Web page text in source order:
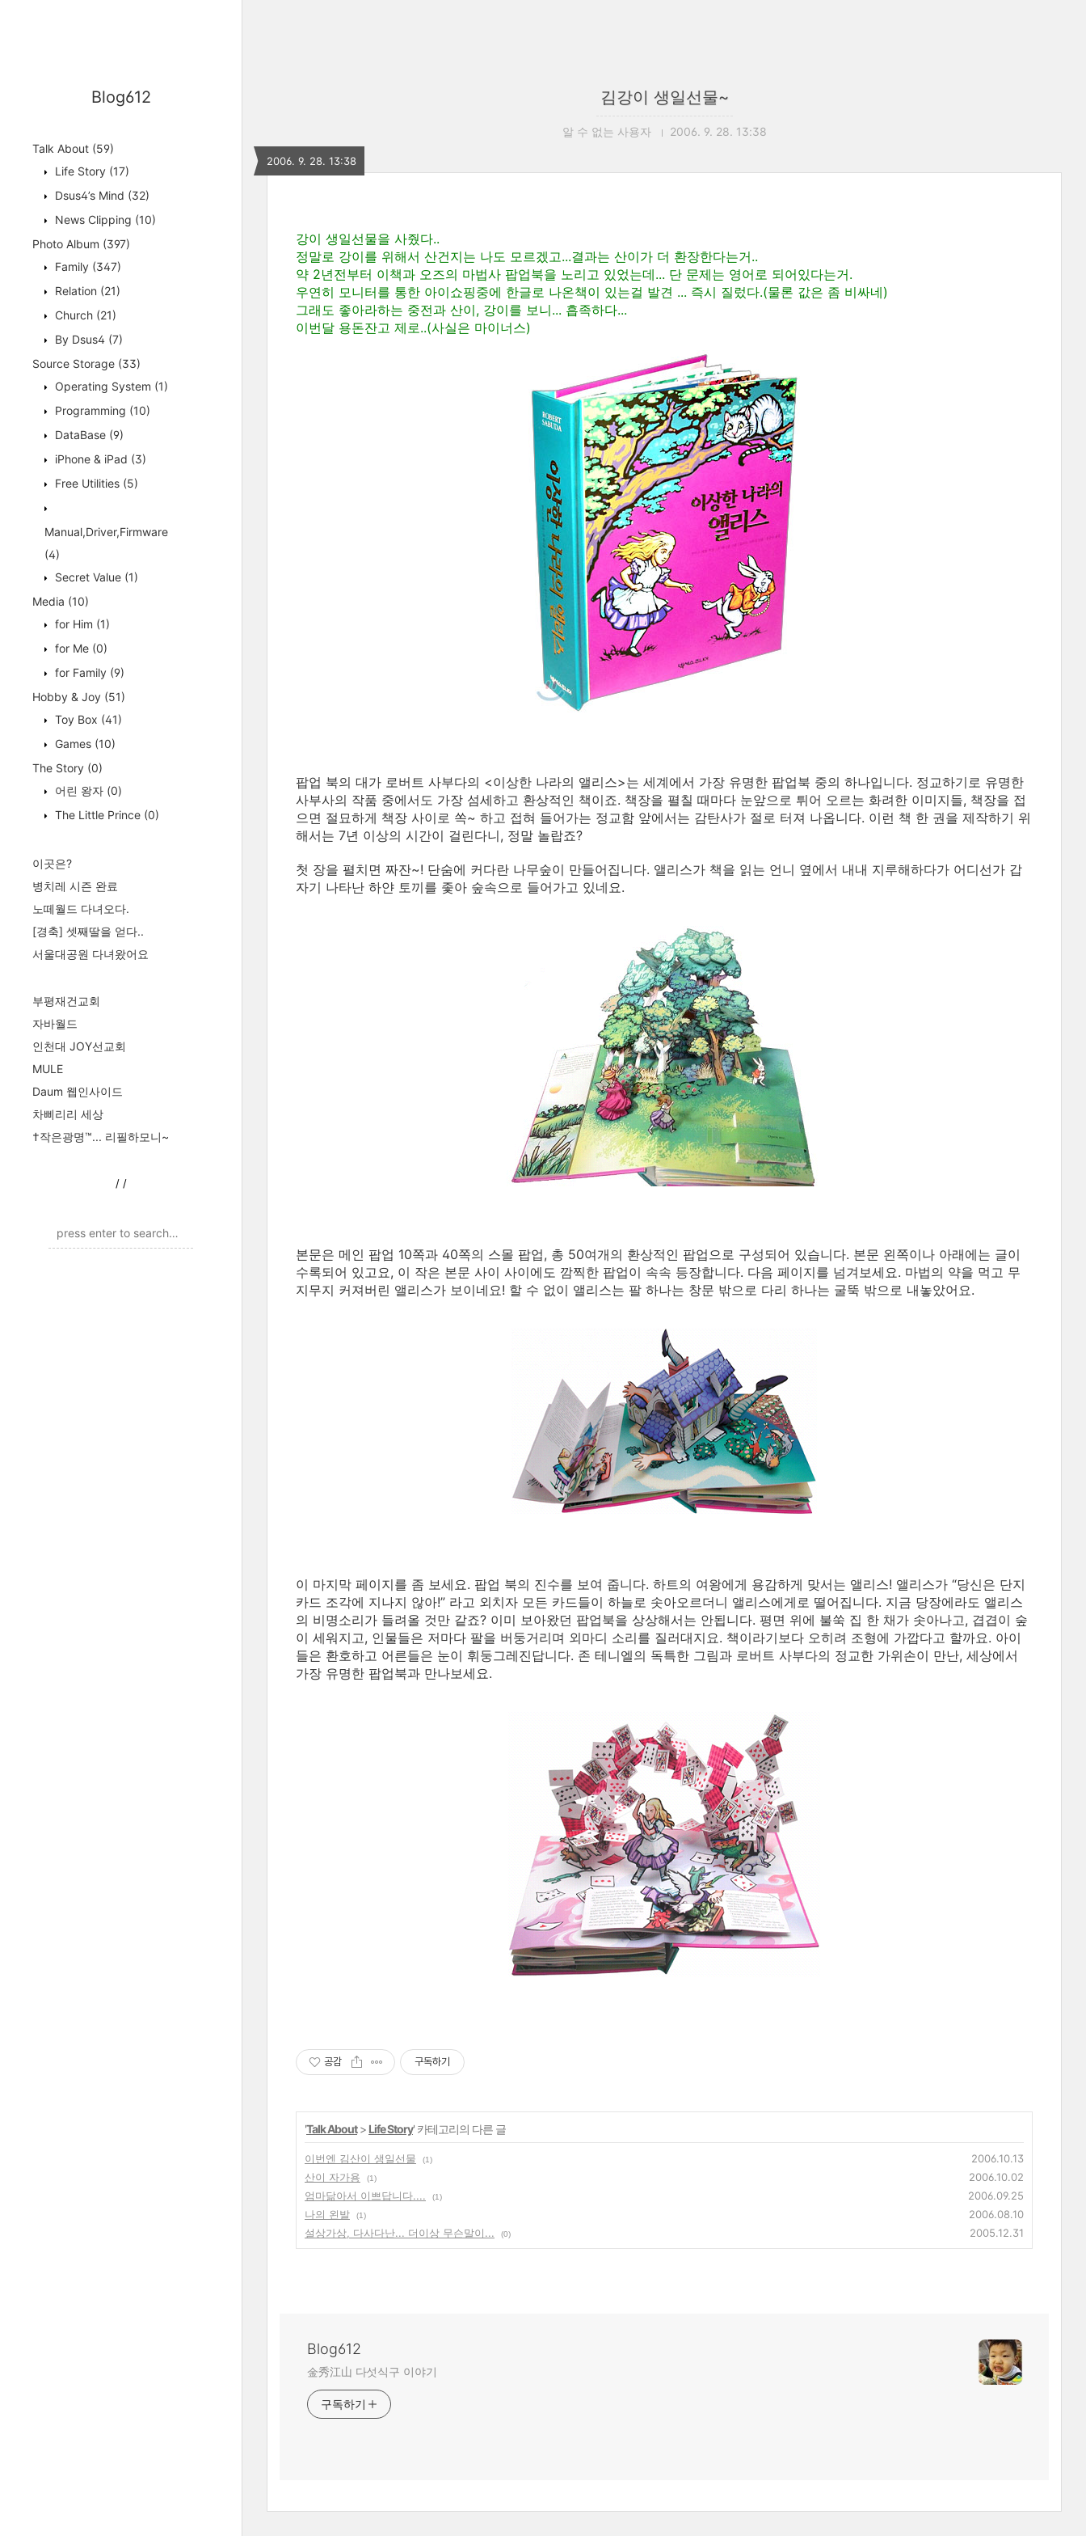
Blog612
Talk About (59)
Life Story (17)
Dsus4’s Mind (32)
News Clipping (10)
Photo Album (397)
Family (347)
Relation (21)
Church (21)
By Dsus4 (7)
Source Storage (33)
Operating System (1)
Programming (10)
DataBase (9)
iPhone & iPad (3)
Free Utilities (5)
Manual,Driver,Firmware
(4)
Secret Value (1)
Media (10)
for Him (1)
for Me (0)
for Family (9)
Hobby & Joy (51)
Toy Box (41)
Games (10)
The Story (0)
어린 왕자 (0)
The Little Prince (0)
이곳은?
병치레 시즌 완료
노떼월드 다녀오다.
[경축] 셋째딸을 얻다..
서울대공원 다녀왔어요
부평재건교회
자바월드
인천대 JOY선교회
MULE
Daum 웹인사이드
차삐리리 세상
†작은광명™... 리필하모니~
/ /
김강이 생일선물~
알 수 없는 사용자 2006. 9. 28. 13:38
2006. 9. 28. 13:38
강이 생일선물을 사줬다..
정말로 강이를 위해서 산건지는 나도 모르겠고...결과는 산이가 더 환장한다는거..
약 2년전부터 이책과 오즈의 마법사 팝업북을 노리고 있었는데... 단 문제는 영어로 되어있다는거.
우연히 모니터를 통한 아이쇼핑중에 한글로 나온책이 있는걸 발견 ... 즉시 질렀다.(물론 값은 좀 비싸네)
그래도 좋아라하는 중전과 산이, 강이를 보니... 흡족하다...
이번달 용돈잔고 제로..(사실은 마이너스)
팝업 북의 대가 로버트 사부다의 <이상한 나라의 앨리스>는 세계에서 가장 유명한 팝업북 중의 하나입니다. 정교하기로 유명한
사부사의 작품 중에서도 가장 섬세하고 환상적인 책이죠. 책장을 펼칠 때마다 눈앞으로 튀어 오르는 화려한 이미지들, 책장을 접
으면 절묘하게 책장 사이로 쏙~ 하고 접혀 들어가는 정교함 앞에서는 감탄사가 절로 터져 나옵니다. 이런 책 한 권을 제작하기 위
해서는 7년 이상의 시간이 걸린다니, 정말 놀랍죠?
첫 장을 펼치면 짜잔~! 단숨에 커다란 나무숲이 만들어집니다. 앨리스가 책을 읽는 언니 옆에서 내내 지루해하다가 어디선가 갑
자기 나타난 하얀 토끼를 좇아 숲속으로 들어가고 있네요.
본문은 메인 팝업 10쪽과 40쪽의 스몰 팝업, 총 50여개의 환상적인 팝업으로 구성되어 있습니다. 본문 왼쪽이나 아래에는 글이
수록되어 있고요, 이 작은 본문 사이 사이에도 깜찍한 팝업이 속속 등장합니다. 다음 페이지를 넘겨보세요. 마법의 약을 먹고 무
지무지 커져버린 앨리스가 보이네요! 할 수 없이 앨리스는 팔 하나는 창문 밖으로 다리 하나는 굴뚝 밖으로 내놓았어요.
이 마지막 페이지를 좀 보세요. 팝업 북의 진수를 보여 줍니다. 하트의 여왕에게 용감하게 맞서는 앨리스! 앨리스가 “당신은 단지
카드 조각에 지나지 않아!” 라고 외치자 모든 카드들이 하늘로 솟아오르더니 앨리스에게로 떨어집니다. 지금 당장에라도 앨리스
의 비명소리가 들려올 것만 같죠? 이미 보아왔던 팝업북을 상상해서는 안됩니다. 평면 위에 불쑥 집 한 채가 솟아나고, 겹겹이 숲
이 세워지고, 인물들은 저마다 팔을 버둥거리며 외마디 소리를 질러대지요. 책이라기보다 오히려 조형에 가깝다고 할까요. 아이
들은 환호하고 어른들은 눈이 휘둥그레진답니다. 존 테니엘의 독특한 그림과 로버트 사부다의 정교한 가위손이 만난, 세상에서
가장 유명한 팝업북과 만나보세요.
공감 구독하기
'Talk About> Life Story' 카테고리의 다른 글
이번엔 김산이 생일선물 (1)
2006.10.13
산이 자가용
(1)
2006.10.02
엄마닮아서 이쁘답니다....
(1)
2006.09.25
나의 왼발
(1)
2006.08.10
설상가상, 다사다난... 더이상 무슨말이...
(0) 2005.12.31
Blog612
金秀江山 다섯식구 이야기
구독하기